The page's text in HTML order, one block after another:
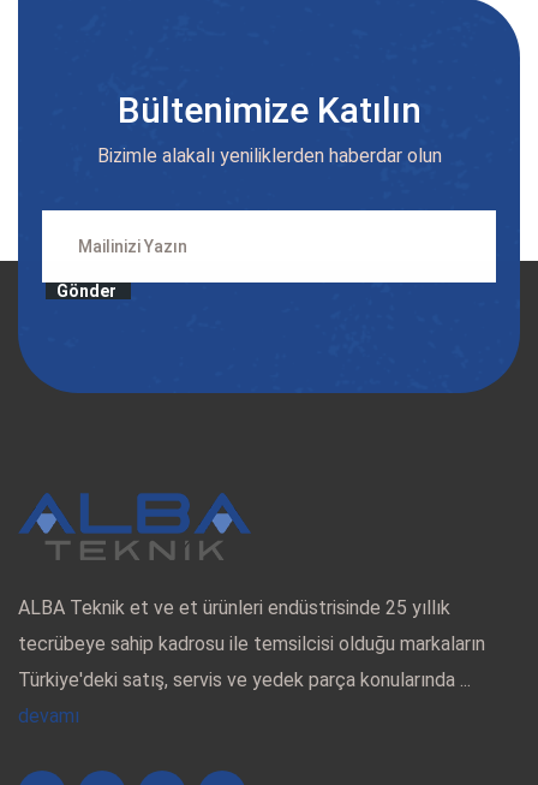
Bültenimize Katılın
Bizimle alakalı yeniliklerden haberdar olun
Gönder
ALBA Teknik et ve et ürünleri endüstrisinde 25 yıllık
tecrübeye sahip kadrosu ile temsilcisi olduğu markaların
Türkiye'deki satış, servis ve yedek parça konularında ...
devamı